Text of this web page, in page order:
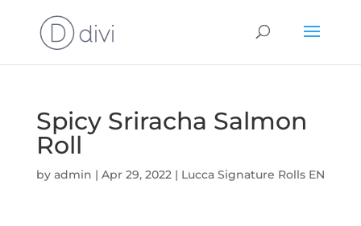
Spicy Sriracha Salmon
Roll
by admin | Apr 29, 2022| Lucca Signature Rolls EN